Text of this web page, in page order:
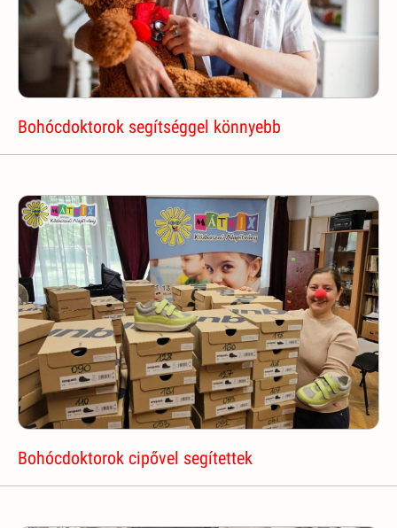
Bohócdoktorok segítséggel könnyebb
Bohócdoktorok cipővel segítettek